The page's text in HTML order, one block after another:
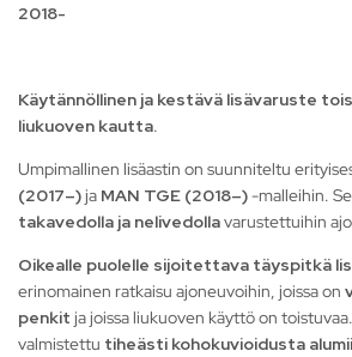
2018-
Käytännöllinen ja kestävä lisävaruste
liukuoven kautta.
Umpimallinen lisäastin on suunniteltu
(2017–) ja MAN TGE (2018–)-malleihin.
takavedolla ja nelivedollavarustettuihin
Oikealle puolelle sijoitettava täyspitkä
erinomainen ratkaisu ajoneuvoihin, joissa on
penkit ja joissa liukuoven käyttö on
valmistettu tiheästi kohokuvioidusta